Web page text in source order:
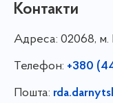
Контакти
Адреса: 02068, м.
Телефон: +380
Пошта: